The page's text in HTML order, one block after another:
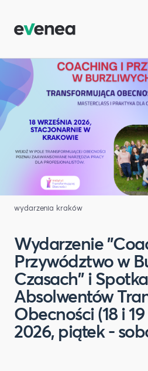
wydarzenia kraków
Wydarzenie
Przywództwo w
Czasach" i
Absolwentów
Obecności (18 i
2026, piątek -